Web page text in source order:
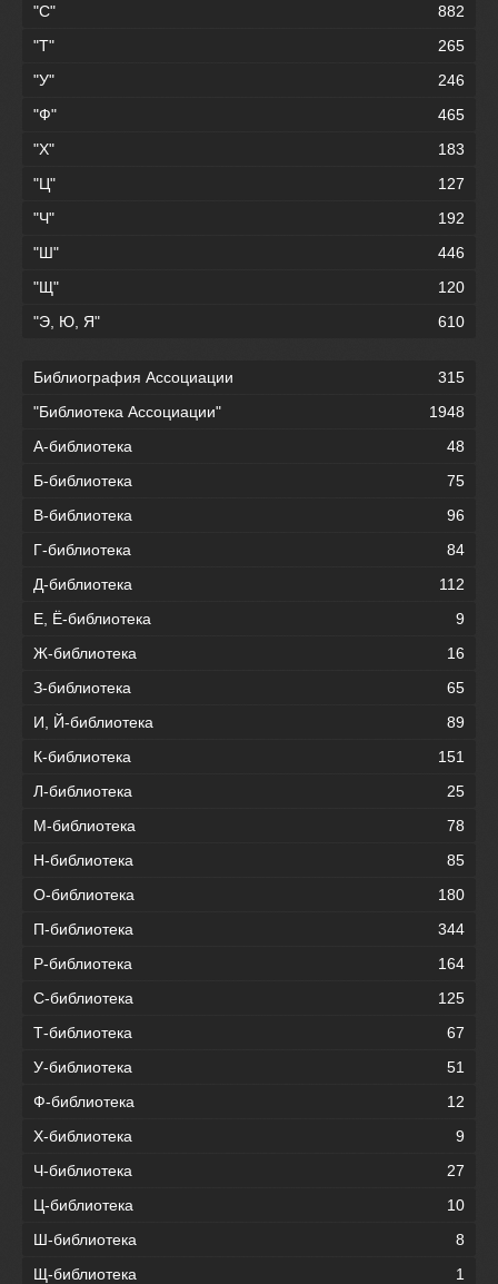
"С"
882
"Т"
265
"У"
246
"Ф"
465
"Х"
183
"Ц"
127
"Ч"
192
"Ш"
446
"Щ"
120
"Э, Ю, Я"
610
Библиография Ассоциации
315
"Библиотека Ассоциации"
1948
А-библиотека
48
Б-библиотека
75
В-библиотека
96
Г-библиотека
84
Д-библиотека
112
Е, Ё-библиотека
9
Ж-библиотека
16
З-библиотека
65
И, Й-библиотека
89
К-библиотека
151
Л-библиотека
25
М-библиотека
78
Н-библиотека
85
О-библиотека
180
П-библиотека
344
Р-библиотека
164
С-библиотека
125
Т-библиотека
67
У-библиотека
51
Ф-библиотека
12
Х-библиотека
9
Ч-библиотека
27
Ц-библиотека
10
Ш-библиотека
8
Щ-библиотека
1